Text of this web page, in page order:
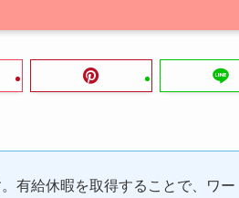
有給休暇を取得することで、ワー